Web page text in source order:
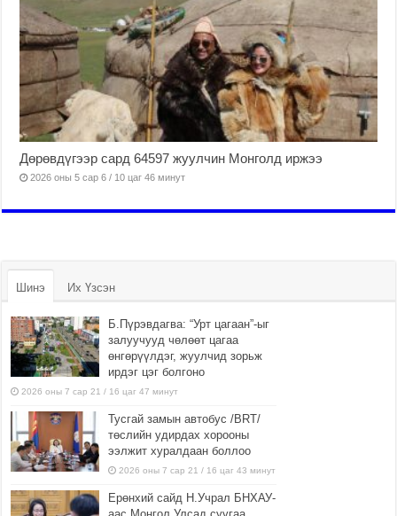
Дөрөвдүгээр сард 64597 жуулчин Монголд иржээ
2026 оны 5 сар 6 / 10 цаг 46 минут
Шинэ Их Үзсэн
Б.Пүрэвдагва: “Урт цагаан”-ыг
залуучууд чөлөөт цагаа
өнгөрүүлдэг, жуулчид зорьж
ирдэг цэг болгоно
2026 оны 7 сар 21 / 16 цаг 47 минут
Тусгай замын автобус /BRT/
төслийн удирдах хорооны
ээлжит хуралдаан боллоо
2026 оны 7 сар 21 / 16 цаг 43 минут
Ерөнхий сайд Н.Учрал БНХАУ-